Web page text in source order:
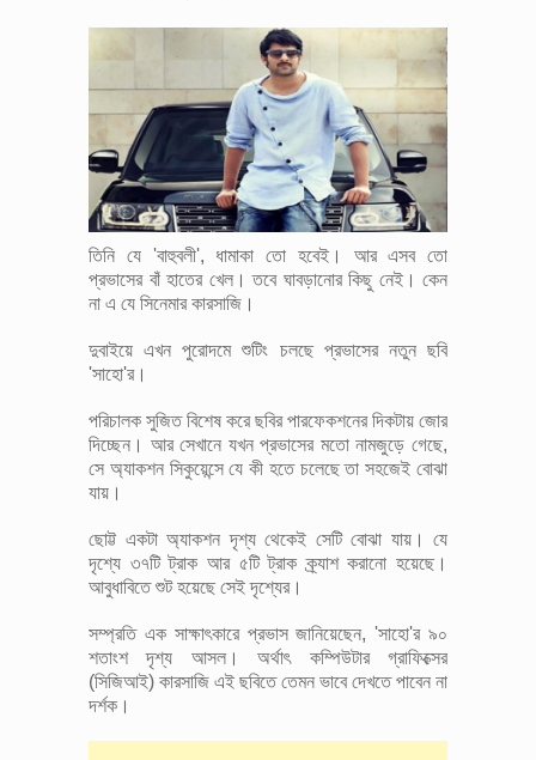
তিনি যে 'বাহুবলী', ধামাকা তো হবেই। আর এসব তো
প্রভাসের বাঁ হাতের খেল। তবে ঘাবড়ানোর কিছু নেই। কেন
না এ যে সিনেমার কারসাজি।
দুবাইয়ে এখন পুরোদমে শুটিং চলছে প্রভাসের নতুন ছবি
'সাহো'র।
পরিচালক সুজিত বিশেষ করে ছবির পারফেকশনের দিকটায় জোর
দিচ্ছেন। আর সেখানে যখন প্রভাসের মতো নামজুড়ে গেছে,
সে অ্যাকশন সিকুয়েন্সে যে কী হতে চলেছে তা সহজেই বোঝা
যায়।
ছোট্ট একটা অ্যাকশন দৃশ্য থেকেই সেটি বোঝা যায়। যে
দৃশ্যে ৩৭টি ট্রাক আর ৫টি ট্রাক ক্র্যাশ করানো হয়েছে।
আবুধাবিতে শুট হয়েছে সেই দৃশ্যের।
সম্প্রতি এক সাক্ষাৎকারে প্রভাস জানিয়েছেন, 'সাহো'র ৯০
শতাংশ দৃশ্য আসল। অর্থাৎ কম্পিউটার গ্রাফিক্সের
(সিজিআই) কারসাজি এই ছবিতে তেমন ভাবে দেখতে পাবেন না
দর্শক।